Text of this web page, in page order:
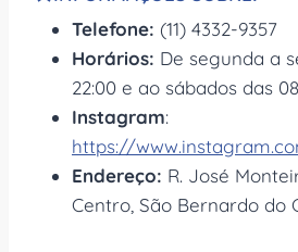
Telefone: (11) 4332-9357
Horários: De segunda a
22:00 e ao sábados das
Instagram:
https://
Endereço: R. José
Centro, São Bernardo do